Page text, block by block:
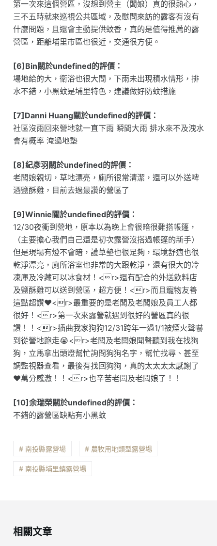
第一次來這個營區，沒想到營主（闆娘）真的很熱心，
三不五時就來巡視公共區域，及慰問來訪的露客有沒有
什麼問題，且還會主動提供蚊香，真的是值得推薦的露
營區，距離埔里市區也很近，交通很方便。
[6]Bin關於undefined的評價：
場地給的大，衛浴也很大間，下雨未出現積水情形，排
水不錯，小黑蚊是埔里特色，建議做好防蚊措施
[7]Danni Huang關於undefined的評價：
社區沒雨回來營地就一直下雨 瞬間大雨 排水來不及洩水
會有概率 淹過地墊
[8]紀彥羽關於undefined的評價：
老闆娘親切，草地漂亮，廁所很常清潔，還可以外送啤
酒鹽酥雞，目前去過最讚的營區了
[9]Winnie關於undefined的評價：
12/30夜衝到營地，原本以為晚上會很暗很難搭帳篷，
（主要擔心我們自己還是初次露營沒搭過帳篷的新手）
但是現場有燈不會暗，護草墊也很足夠，環境舒適也很
乾淨漂亮，廁所浴室也非常的大跟乾淨，還有很大的冷
凍庫及冷藏可以冰食材！<r>還有配合的外送飲料店
及鹽酥雞可以送到營區，超方便！<r>而且寵物友善
這點超讚❤️<r>最重要的是老闆及老闆娘及員工人都
很好！<r>第一次來露營就遇到很好的營區真的很
讚！！<r>插曲我家狗狗12/31跨年一過1/1被煙火聲嚇
到從營地跑走😭<r>老闆及老闆娘聞聲聽到我在找狗
狗，立馬拿出頭燈幫忙詢問狗狗名字，幫忙找尋、甚至
調監視器查看，最後有找回狗狗，真的太太太太感謝了
❤️萬分感激！！<r>也辛苦老闆及老闆娘了！！
[10]余瑞榮關於undefined的評價：
不錯的露營區缺點有小黑蚊
# 南投縣露營場 # 農牧用地類型露營場
# 南投縣埔里鎮露營場
相關文章